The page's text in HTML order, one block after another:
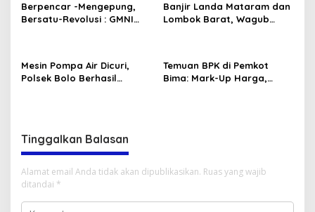
Berpencar -Mengepung,
Bersatu-Revolusi : GMNI
Banjir Landa Mataram dan
Lombok Barat, Wagub
Mesin Pompa Air Dicuri,
Polsek Bolo Berhasil
Temuan BPK di Pemkot
Bima: Mark-Up Harga,
Tinggalkan Balasan
Alamat email Anda tidak akan dipublikasikan. Ruas yang wajib
ditandai *